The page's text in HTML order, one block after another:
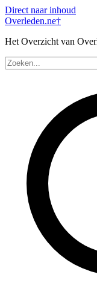
Direct naar inhoud
Overleden.ne†
Het Overzicht van